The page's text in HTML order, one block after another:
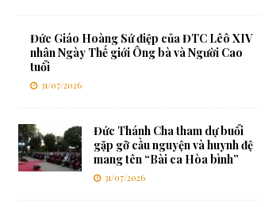
Đức Giáo Hoàng Sứ điệp của ĐTC Lêô XIV
nhân Ngày Thế giới Ông bà và Người Cao
tuổi
31/07/2026
Đức Thánh Cha tham dự buổi
gặp gỡ cầu nguyện và huynh đệ
mang tên “Bài ca Hòa bình”
31/07/2026